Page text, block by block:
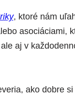
, ktoré nám
asociáciami,
aj v
ako dobre